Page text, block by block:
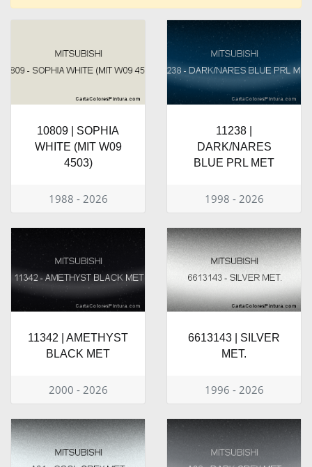
10809 | SOPHIA
WHITE (MIT W09
4503)
1988 - 2026
11238 |
DARK/NARES
BLUE PRL MET
1998 - 2026
11342 | AMETHYST
BLACK MET
2000 - 2026
6613143 | SILVER
MET.
1996 - 2026